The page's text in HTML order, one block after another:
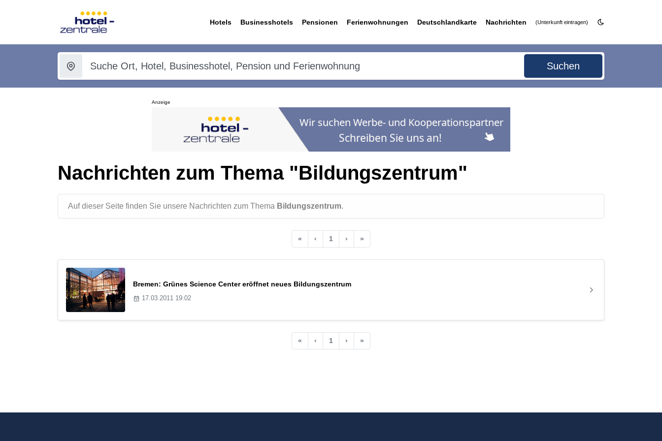
Hotels Businesshotels Pensionen Ferienwohnungen Deutschlandkarte Nachrichten (Unterkunft eintragen)
Suchen
Anzeige
Nachrichten zum Thema "Bildungszentrum"
Auf dieser Seite finden Sie unsere Nachrichten zum Thema Bildungszentrum.
« ‹ 1 › »
Bremen: Grünes Science Center eröffnet neues Bildungszentrum
17.03.2011 19:02
« ‹ 1 › »